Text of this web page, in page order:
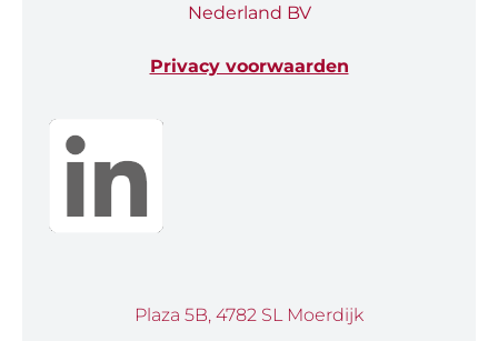
Nederland BV
Privacy voorwaarden
Plaza 5B, 4782 SL Moerdijk